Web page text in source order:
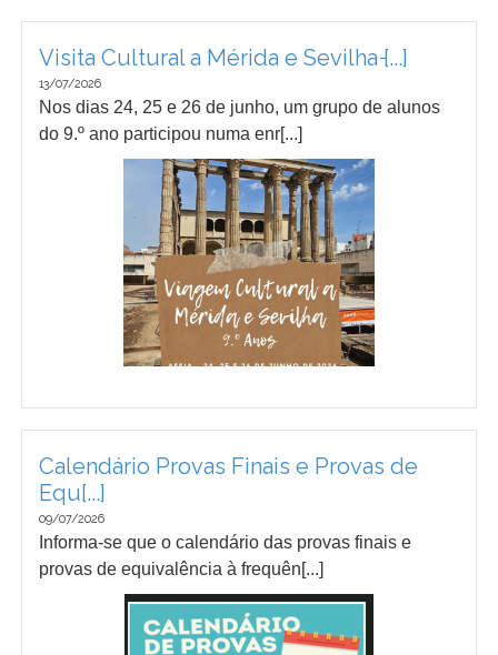
Visita Cultural a Mérida e Sevilha ̵[...]
13/07/2026
Nos dias 24, 25 e 26 de junho, um grupo de alunos
do 9.º ano participou numa enr[...]
Calendário Provas Finais e Provas de
Equ[...]
09/07/2026
Informa-se que o calendário das provas finais e
provas de equivalência à frequên[...]